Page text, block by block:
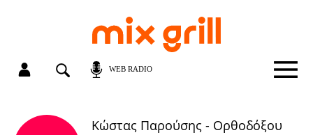
WEB RADIO
Κώστας Παρούσης - Ορθοδόξου